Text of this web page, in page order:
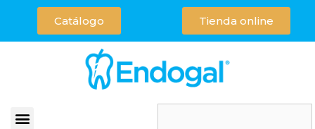
Catálogo Tienda online